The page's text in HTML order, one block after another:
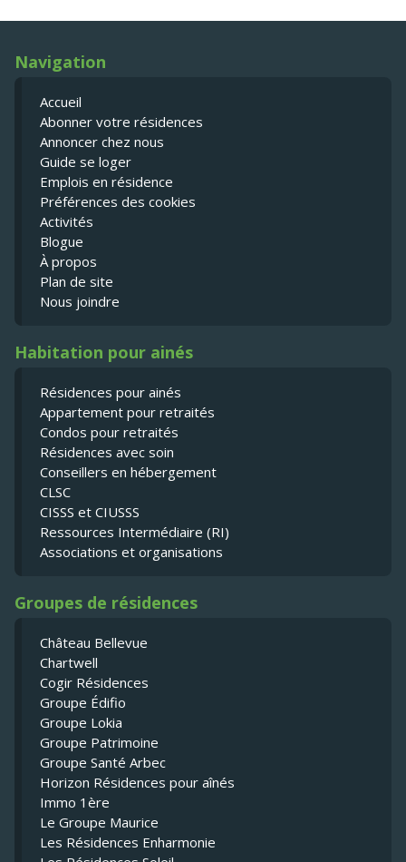
Navigation
Accueil
Abonner votre résidences
Annoncer chez nous
Guide se loger
Emplois en résidence
Préférences des cookies
Activités
Blogue
À propos
Plan de site
Nous joindre
Habitation pour ainés
Résidences pour ainés
Appartement pour retraités
Condos pour retraités
Résidences avec soin
Conseillers en hébergement
CLSC
CISSS et CIUSSS
Ressources Intermédiaire (RI)
Associations et organisations
Groupes de résidences
Château Bellevue
Chartwell
Cogir Résidences
Groupe Édifio
Groupe Lokia
Groupe Patrimoine
Groupe Santé Arbec
Horizon Résidences pour aînés
Immo 1ère
Le Groupe Maurice
Les Résidences Enharmonie